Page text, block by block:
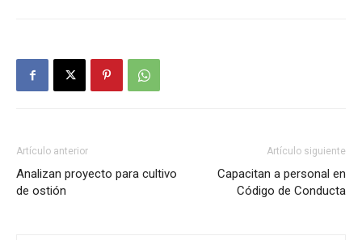
Artículo anterior
Analizan proyecto para cultivo
de ostión
Artículo siguiente
Capacitan a personal en
Código de Conducta